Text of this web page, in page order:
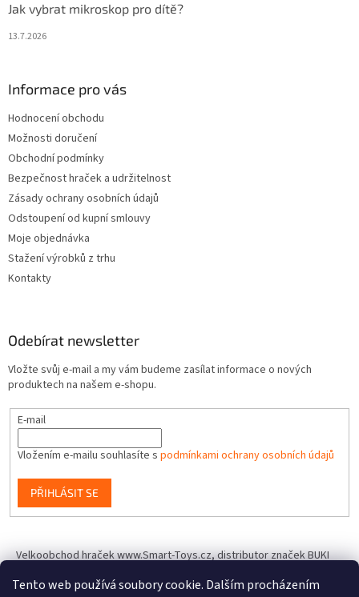
Tento web používá soubory cookie. Dalším procházením
Jak vybrat mikroskop pro dítě?
13.7.2026
Informace pro vás
Hodnocení obchodu
Možnosti doručení
Obchodní podmínky
Bezpečnost hraček a udržitelnost
Zásady ochrany osobních údajů
Odstoupení od kupní smlouvy
Moje objednávka
Stažení výrobků z trhu
Kontakty
Odebírat newsletter
Vložte svůj e-mail a my vám budeme zasílat informace o nových
produktech na našem e-shopu.
E-mail
Vložením e-mailu souhlasíte s podmínkami ochrany osobních údajů
PŘIHLÁSIT SE
Velkoobchod hraček www.Smart-Toys.cz, distributor značek BUKI